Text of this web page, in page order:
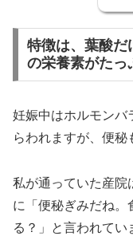
特徴は、葉酸だ
の栄養素がたっ
妊娠中はホルモンバ
らわれますが、便秘
私が通っていた産院
に「便秘ぎみだね。
る？」と言われてい